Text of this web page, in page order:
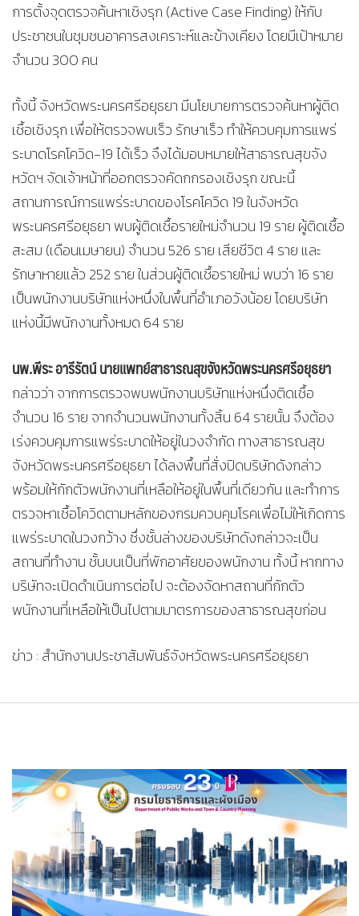
การตั้งจุดตรวจค้นหาเชิงรุก (Active Case Finding) ให้กับ
ประชาชนในชุมชนอาคารสงเคราะห์และข้างเคียง โดยมีเป้าหมาย
จำนวน 300 คน
ทั้งนี้ จังหวัดพระนครศรีอยุธยา มีนโยบายการตรวจค้นหาผู้ติด
เชื้อเชิงรุก เพื่อให้ตรวจพบเร็ว รักษาเร็ว ทำให้ควบคุมการแพร่
ระบาดโรคโควิด-19 ได้เร็ว จึงได้มอบหมายให้สาธารณสุขจัง
หวัดฯ จัดเจ้าหน้าที่ออกตรวจคัดกกรองเชิงรุก ขณะนี้
สถานการณ์การแพร่ระบาดของโรคโควิด 19 ในจังหวัด
พระนครศรีอยุธยา พบผู้ติดเชื้อรายใหม่จำนวน 19 ราย ผู้ติดเชื้อ
สะสม (เดือนเมษายน) จำนวน 526 ราย เสียชีวิต 4 ราย และ
รักษาหายแล้ว 252 ราย ในส่วนผู้ติดเชื้อรายใหม่ พบว่า 16 ราย
เป็นพนักงานบริษัทแห่งหนึ่งในพื้นที่อำเภอวังน้อย โดยบริษัท
แห่งนี้มีพนักงานทั้งหมด 64 ราย
นพ.พีระ อารีรัตน์ นายแพทย์สาธารณสุขจังหวัดพระนครศรีอยุธยา
กล่าวว่า จากการตรวจพบพนักงานบริษัทแห่งหนึ่งติดเชื้อ
จำนวน 16 ราย จากจำนวนพนักงานทั้งสิ้น 64 รายนั้น จึงต้อง
เร่งควบคุมการแพร่ระบาดให้อยู่ในวงจำกัด ทางสาธารณสุข
จังหวัดพระนครศรีอยุธยา ได้ลงพื้นที่สั่งปิดบริษัทดังกล่าว
พร้อมให้กักตัวพนักงานที่เหลือให้อยู่ในพื้นที่เดียวกัน และทำการ
ตรวจหาเชื้อโควิดตามหลักของกรมควบคุมโรคเพื่อไม่ให้เกิดการ
แพร่ระบาดในวงกว้าง ซึ่งชั้นล่างของบริษัทดังกล่าวจะเป็น
สถานที่ทำงาน ชั้นบนเป็นที่พักอาศัยของพนักงาน ทั้งนี้ หากทาง
บริษัทจะเปิดดำเนินการต่อไป จะต้องจัดหาสถานที่กักตัว
พนักงานที่เหลือให้เป็นไปตามมาตรการของสาธารณสุขก่อน
ข่าว : สำนักงานประชาสัมพันธ์จังหวัดพระนครศรีอยุธยา